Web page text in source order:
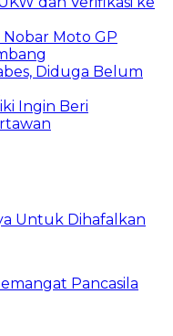
Moto GP
Diduga Belum
Ingin Beri
Untuk Dihafalkan
Pancasila